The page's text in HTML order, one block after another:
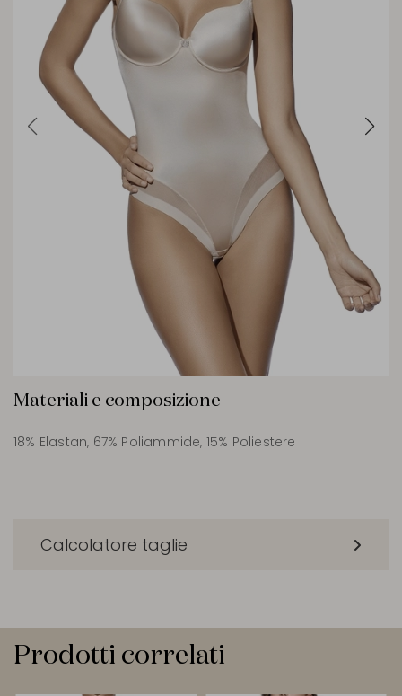
Materiali e composizione
18% Elastan, 67% Poliammide, 15% Poliestere
Calcolatore taglie
Prodotti correlati